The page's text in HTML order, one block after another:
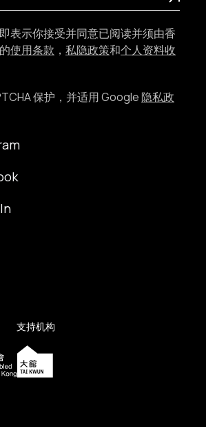
表示你接受并同意已阅读并须由香
使用条款 ， 私隐政策和个人资料收
保护，并适用 Google隐私政
支持机构